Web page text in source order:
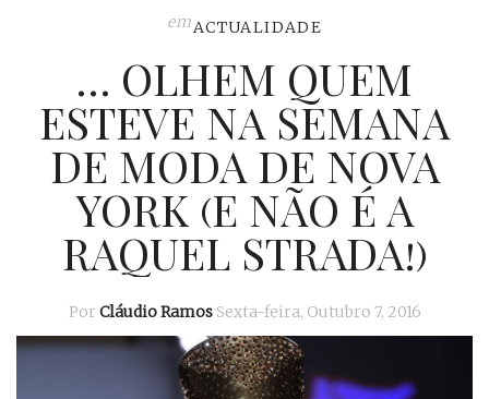
ACTUALIDADE
emACTUALIDADE
… OLHEM QUEM
ESTEVE NA SEMANA
DE MODA DE NOVA
YORK (E NÃO É A
RAQUEL STRADA!)
Por Cláudio Ramos Sexta-feira, Outubro 7, 2016